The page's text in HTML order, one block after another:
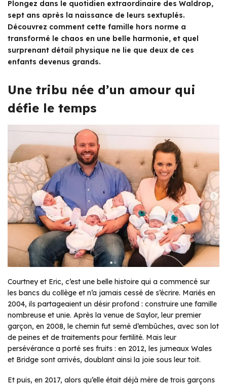
Plongez dans le quotidien extraordinaire des Waldrop,
sept ans après la naissance de leurs sextuplés.
Découvrez comment cette famille hors norme a
transformé le chaos en une belle harmonie, et quel
surprenant détail physique ne lie que deux de ces
enfants devenus grands.
Une tribu née d’un amour qui
défie le temps
Courtney et Eric, c’est une belle histoire qui a commencé sur
les bancs du collège et n’a jamais cessé de s’écrire. Mariés en
2004, ils partageaient un désir profond : construire une famille
nombreuse et unie. Après la venue de Saylor, leur premier
garçon, en 2008, le chemin fut semé d’embûches, avec son lot
de peines et de traitements pour fertilité. Mais leur
persévérance a porté ses fruits : en 2012, les jumeaux Wales
et Bridge sont arrivés, doublant ainsi la joie sous leur toit.
Et puis, en 2017, alors qu’elle était déjà mère de trois garçons